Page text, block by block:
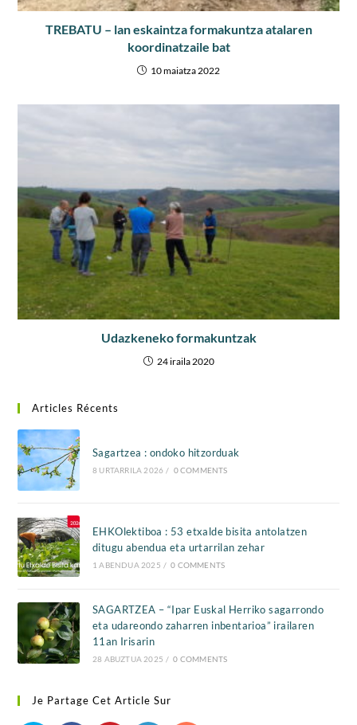
TREBATU – lan eskaintza formakuntza atalaren
koordinatzaile bat
10 maiatza 2022
Udazkeneko formakuntzak
24 iraila 2020
Articles Récents
Sagartzea : ondoko hitzorduak
8 URTARRILA 2026 / 0 COMMENTS
EHKOlektiboa : 53 etxalde bisita antolatzen
ditugu abendua eta urtarrilan zehar
1 ABENDUA 2025 / 0 COMMENTS
SAGARTZEA – “Ipar Euskal Herriko sagarrondo
eta udareondo zaharren inbentarioa” irailaren
11an Irisarin
28 ABUZTUA 2025 / 0 COMMENTS
Je Partage Cet Article Sur